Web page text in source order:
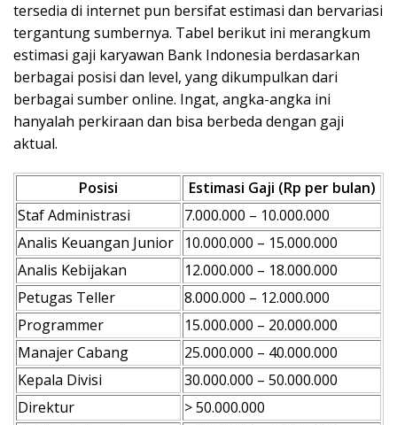
tersedia di internet pun bersifat estimasi dan bervariasi
tergantung sumbernya. Tabel berikut ini merangkum
estimasi gaji karyawan Bank Indonesia berdasarkan
berbagai posisi dan level, yang dikumpulkan dari
berbagai sumber online. Ingat, angka-angka ini
hanyalah perkiraan dan bisa berbeda dengan gaji
aktual.
Posisi
Estimasi Gaji (Rp per bulan)
Staf Administrasi
7.000.000 – 10.000.000
Analis Keuangan Junior
10.000.000 – 15.000.000
Analis Kebijakan
12.000.000 – 18.000.000
Petugas Teller
8.000.000 – 12.000.000
Programmer
15.000.000 – 20.000.000
Manajer Cabang
25.000.000 – 40.000.000
Kepala Divisi
30.000.000 – 50.000.000
Direktur
> 50.000.000